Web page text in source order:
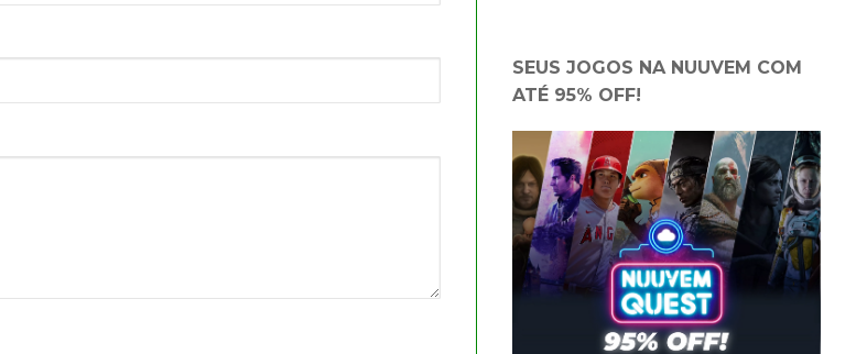
SEUS JOGOS NA NUUVEM COM
ATÉ 95% OFF!